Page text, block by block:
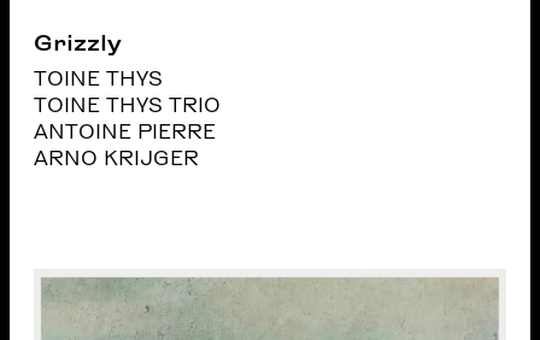
Grizzly
TOINE THYS
TOINE THYS TRIO
ANTOINE PIERRE
ARNO KRIJGER